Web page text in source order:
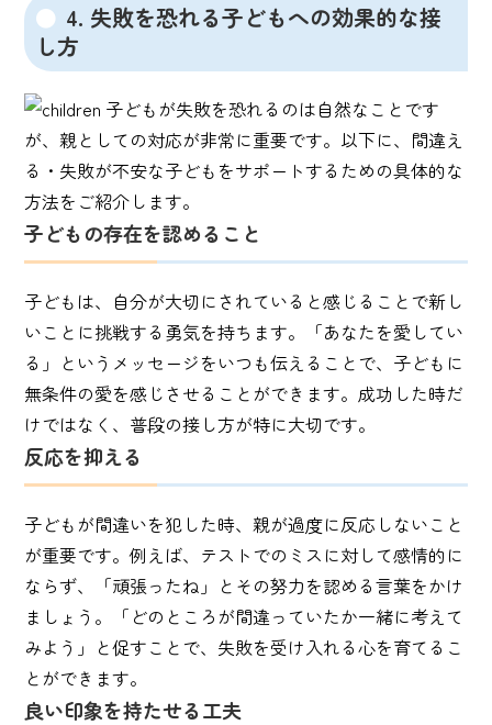
4. 失敗を恐れる子どもへの効果的な接
し方
子どもが失敗を恐れるのは自然なことです
が、親としての対応が非常に重要です。以下に、 間違え
る・失敗が不安な子ども をサポートするための具体的な
方法をご紹介します。
子どもの存在を認めること
子どもは、自分が大切にされていると感じることで新し
いことに挑戦する勇気を持ちます。「あなたを愛してい
る」というメッセージをいつも伝えることで、子どもに
無条件の愛を感じさせることができます。成功した時だ
けではなく、普段の接し方が特に大切です。
反応を抑える
子どもが間違いを犯した時、親が過度に反応しないこと
が重要です。例えば、テストでのミスに対して感情的に
ならず、「頑張ったね」とその努力を認める言葉をかけ
ましょう。「どのところが間違っていたか一緒に考えて
みよう」と促すことで、失敗を受け入れる心を育てるこ
とができます。
良い印象を持たせる工夫